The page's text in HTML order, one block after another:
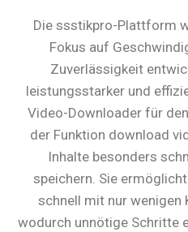
Die ssstikpro-Plattform
Fokus auf
Zuverlässigkeit
leistungsstarker und
Video-Downloader für
der Funktion download
Inhalte besonders
speichern. Sie
schnell mit nur wenigen
wodurch unnötige Schritte